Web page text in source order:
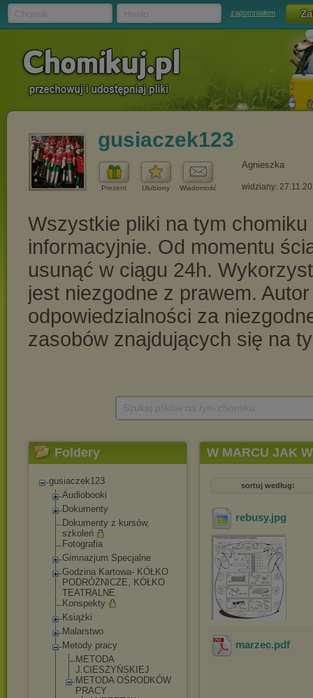
zapomniałem
gusiaczek123
Prezent Ulubiony Wiadomość
Agnieszka
widziany:
Foldery
gusiaczek123
Audiobooki
Dokumenty
Dokumenty z kursów,
szkoleń
Fotografia
Gimnazjum Specjalne
Godzina Kartowa- KÓŁKO
PODRÓŻNICZE, KÓŁKO
TEATRALNE
Konspekty
Książki
Malarstwo
Metody pracy
METODA
J.CIESZYŃSKIEJ
METODA OŚRODKÓW
PRACY
W MARCU JAK
sortuj według:
rebusy.jpg
marzec.pdf